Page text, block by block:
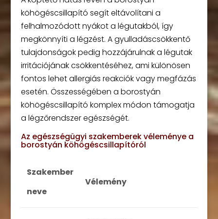
köhögéscsillapító segít eltávolítani a
felhalmozódott nyákot a légutakból, így
megkönnyíti a légzést. A gyulladáscsökkentő
tulajdonságok pedig hozzájárulnak a légutak
irritációjának csökkentéséhez, ami különösen
fontos lehet allergiás reakciók vagy megfázás
esetén. Összességében a borostyán
köhögéscsillapító komplex módon támogatja
a légzőrendszer egészségét.
Az egészségügyi szakemberek véleménye a
borostyán köhögéscsillapítóról
Szakember
neve
Vélemény